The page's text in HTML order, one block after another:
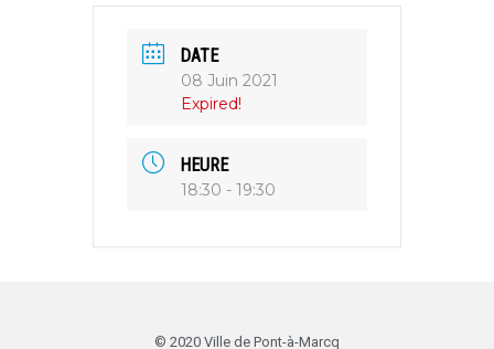
DATE
08 Juin 2021
Expired!
HEURE
18:30 - 19:30
© 2020 Ville de Pont-à-Marcq